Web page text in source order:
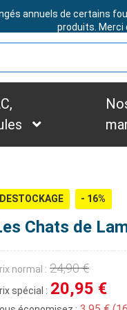
annuels de certains
produits. Merci
DESTOCKAGE - 16%
Chats de
normal : 24,90 €
spécial : 20,95 €